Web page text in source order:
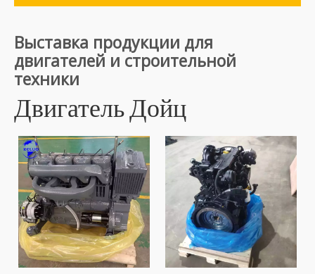
Выставка продукции для
двигателей и строительной
техники
Двигатель Дойц